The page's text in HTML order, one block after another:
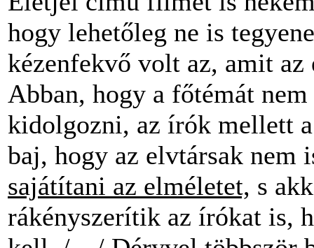
hogy lehetőleg ne is
kézenfekvő volt az, amit
Abban, hogy a főtémát
kidolgozni, az írók mellett
baj, hogy az elvtársak
sajátítani az elméletet, s
rákényszerítik az írókat is,